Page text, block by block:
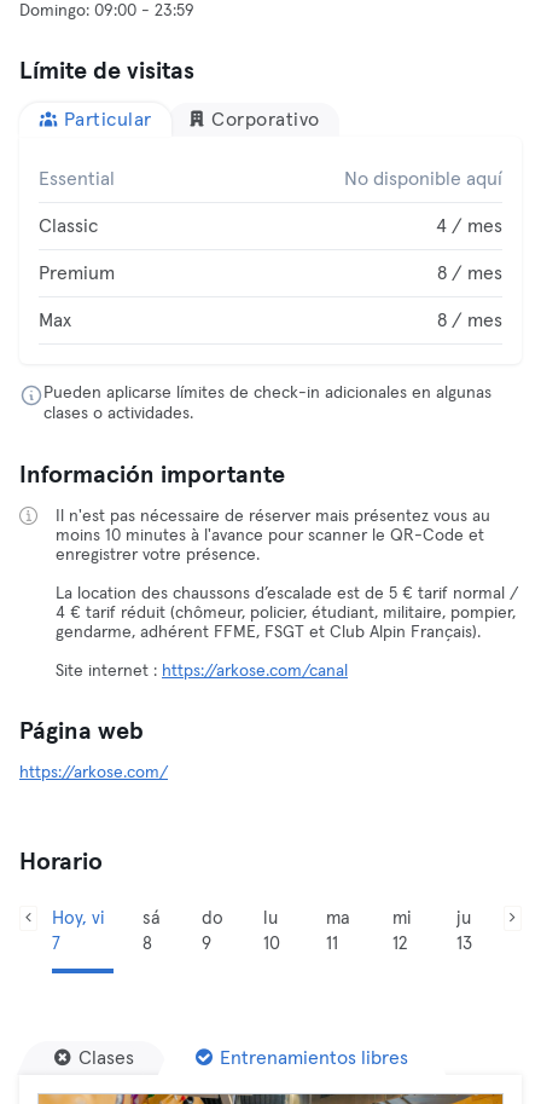
Límite de visitas
Particular Corporativo
Essential No disponible aquí
Classic 4 / mes
Premium 8 / mes
Max 8 / mes
Pueden aplicarse límites de check-in adicionales en algunas
clases o actividades.
Información importante
Il n'est pas nécessaire de réserver mais présentez vous au
moins 10 minutes à l'avance pour scanner le QR-Code et
enregistrer votre présence.
La location des chaussons d’escalade est de 5 € tarif normal /
4 € tarif réduit (chômeur, policier, étudiant, militaire, pompier,
gendarme, adhérent FFME, FSGT et Club Alpin Français).
Site internet : https://arkose.com/canal
Página web
https://arkose.com/
Horario
Hoy, vi
7
sá
8
do
9
lu
10
ma
11
mi
12
ju
13
Clases Entrenamientos libres